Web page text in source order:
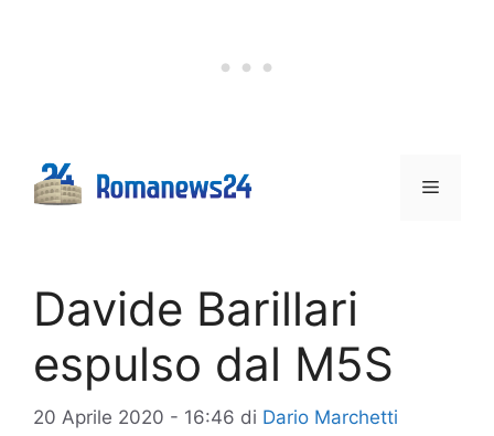
Menu
Davide Barillari
espulso dal M5S
20 Aprile 2020 - 16:46 di Dario Marchetti